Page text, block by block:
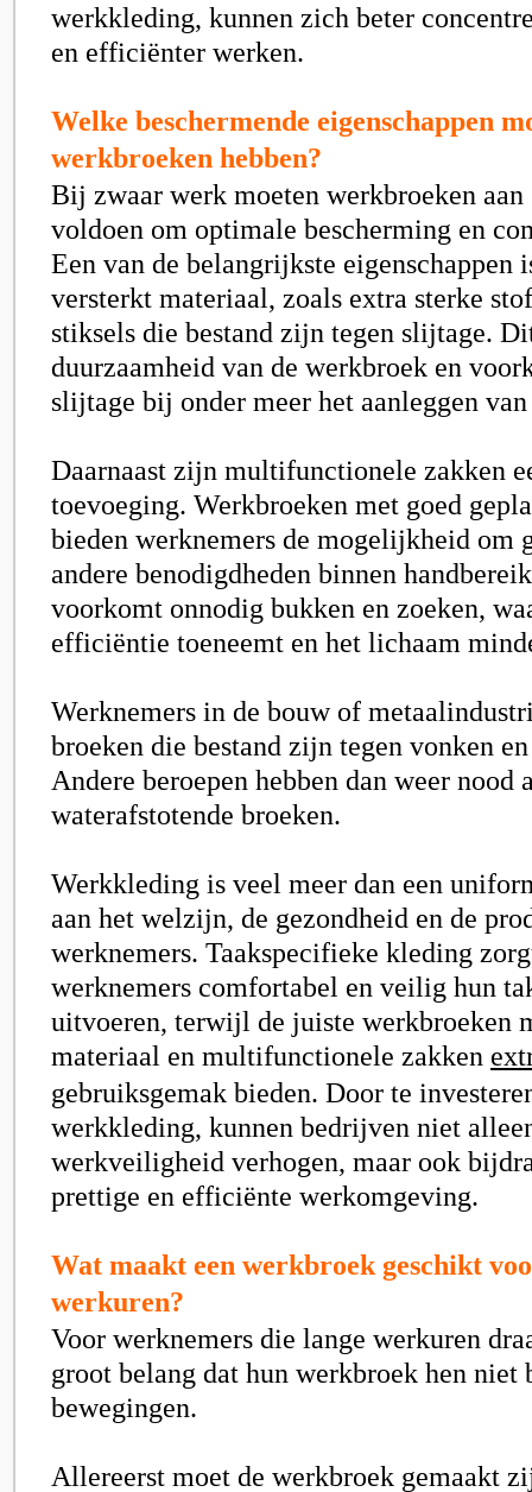
werkkleding, kunnen zich beter
en efficiënter werken.
Welke beschermende eigenschappen
werkbroeken hebben?
Bij zwaar werk moeten werkbroeken aan
voldoen om optimale bescherming en
Een van de belangrijkste eigenschappen
versterkt materiaal, zoals extra sterke
stiksels die bestand zijn tegen slijtage.
duurzaamheid van de werkbroek en
slijtage bij onder meer het aanleggen
Daarnaast zijn multifunctionele zakken
toevoeging. Werkbroeken met goed
bieden werknemers de mogelijkheid om
andere benodigdheden binnen
voorkomt onnodig bukken en zoeken,
efficiëntie toeneemt en het lichaam
Werknemers in de bouw of
broeken die bestand zijn tegen vonken
Andere beroepen hebben dan weer nood
waterafstotende broeken.
Werkkleding is veel meer dan een
aan het welzijn, de gezondheid en de
werknemers. Taakspecifieke kleding
werknemers comfortabel en veilig hun
uitvoeren, terwijl de juiste werkbroeken
materiaal en multifunctionele zakken
gebruiksgemak bieden. Door te
werkkleding, kunnen bedrijven niet
werkveiligheid verhogen, maar ook
prettige en efficiënte werkomgeving.
Wat maakt een werkbroek geschikt
werkuren?
Voor werknemers die lange werkuren
groot belang dat hun werkbroek hen niet
bewegingen.
Allereerst moet de werkbroek gemaakt